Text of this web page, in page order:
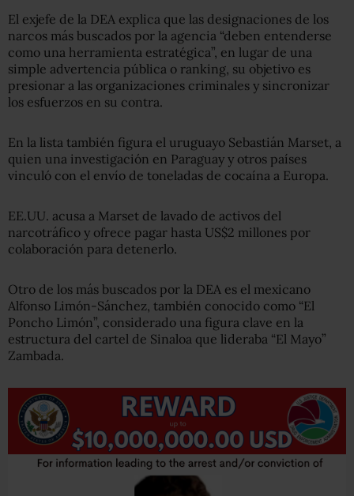
El exjefe de la DEA explica que las designaciones de los
narcos más buscados por la agencia “deben entenderse
como una herramienta estratégica”, en lugar de una
simple advertencia pública o ranking, su objetivo es
presionar a las organizaciones criminales y sincronizar
los esfuerzos en su contra.
En la lista también figura el uruguayo Sebastián Marset, a
quien una investigación en Paraguay y otros países
vinculó con el envío de toneladas de cocaína a Europa.
EE.UU. acusa a Marset de lavado de activos del
narcotráfico y ofrece pagar hasta US$2 millones por
colaboración para detenerlo.
Otro de los más buscados por la DEA es el mexicano
Alfonso Limón-Sánchez, también conocido como “El
Poncho Limón”, considerado una figura clave en la
estructura del cartel de Sinaloa que lideraba “El Mayo”
Zambada.